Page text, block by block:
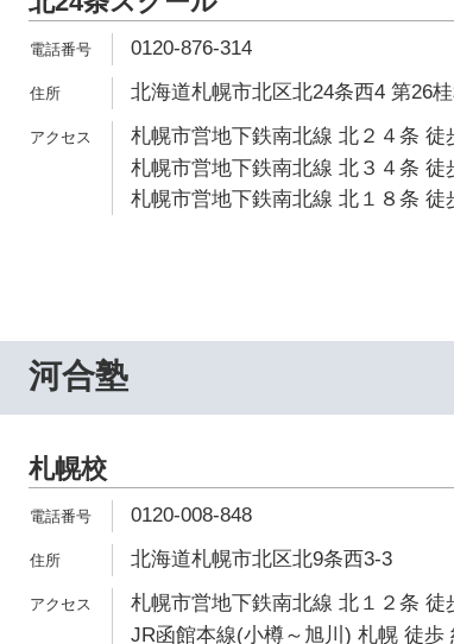
0120-876-314
北海道札幌市北区北24条西4 第26
札幌市営地下鉄南北線 北２４条 徒
札幌市営地下鉄南北線 北３４条 徒
札幌市営地下鉄南北線 北１８条 徒
河合塾
札幌校
0120-008-848
北海道札幌市北区北9条西3-3
札幌市営地下鉄南北線 北１２条 徒
JR函館本線(小樽～旭川) 札幌 徒歩